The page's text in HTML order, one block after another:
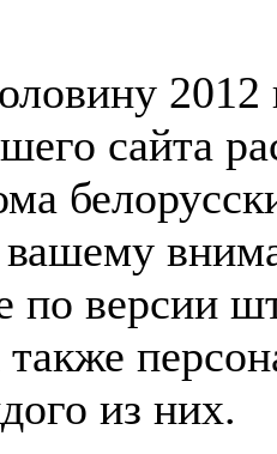
2012
сайта
вашему
по версии
также
из них.